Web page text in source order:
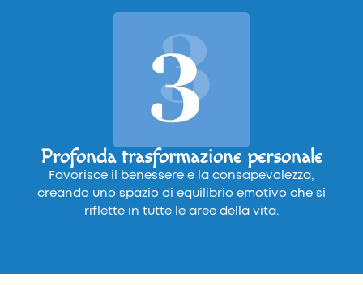
Profonda trasformazione personale
Favorisce il benessere e la consapevolezza,
creando uno spazio di equilibrio emotivo che si
riflette in tutte le aree della vita.